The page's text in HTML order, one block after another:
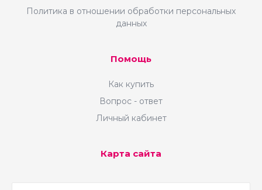
Политика в отношении обработки персональных
данных
Помощь
Как купить
Вопрос - ответ
Личный кабинет
Карта сайта